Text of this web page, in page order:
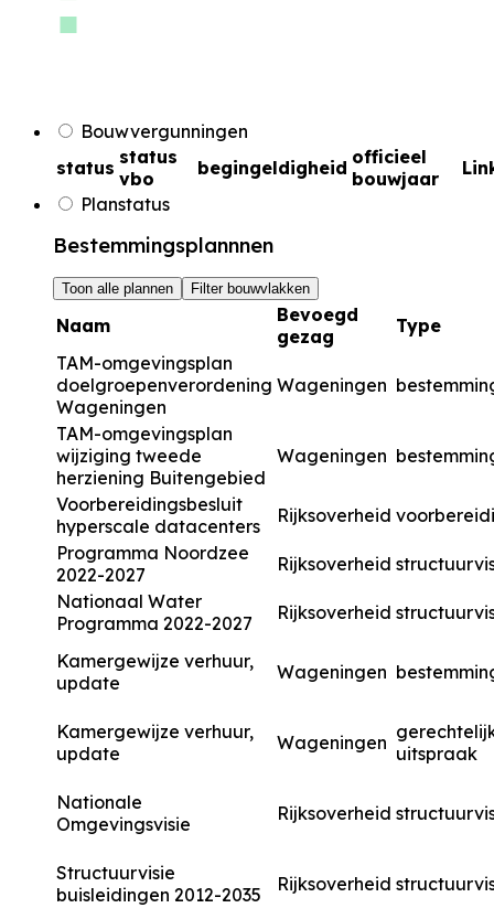
Bouwvergunningen
status status
vbo
begingeldigheid officieel
bouwjaar
Planstatus
Bestemmingsplannnen
Toon alle plannen Filter bouwvlakken
Naam
Bevoegd
gezag
Type
TAM-omgevingsplan
doelgroepenverordening
Wageningen
Wageningen
TAM-omgevingsplan
wijziging tweede
herziening Buitengebied
Wageningen
Voorbereidingsbesluit
hyperscale datacenters
Rijksoverheid
Programma Noordzee
2022-2027
Rijksoverheid
Nationaal Water
Programma 2022-2027
Rijksoverheid
Kamergewijze verhuur,
update
Wageningen
Kamergewijze verhuur,
update
Wageningen uitspraak
Nationale
Omgevingsvisie
Rijksoverheid
Structuurvisie
buisleidingen 2012-2035
Rijksoverheid